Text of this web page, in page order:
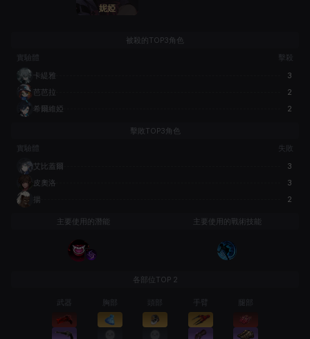
妮婭
被殺的TOP3角色
實驗體
擊殺
卡緹雅
芭芭拉
希爾維婭
3
2
2
擊敗TOP3角色
實驗體
失敗
艾比蓋爾
皮奧洛
揚
3
3
2
主要使用的潛能 主要使用的戰術技能
各部位TOP 2
武器 胸部 頭部 手臂 腿部